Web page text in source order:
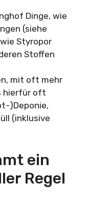
Dinge, wie
(siehe
Styropor
Stoffen
mit oft mehr
hierfür oft
)Deponie,
(inklusive
ein
Regel